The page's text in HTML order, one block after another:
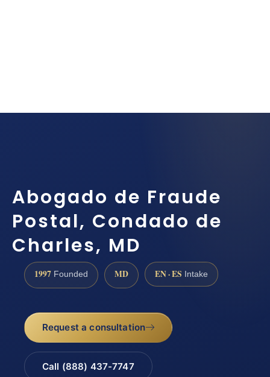
Abogado de Fraude
Postal, Condado de
Charles, MD
1997 Founded MD EN · ES Intake
Request a consultation
Call (888) 437-7747